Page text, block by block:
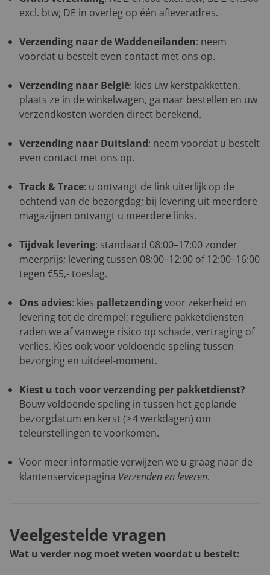
excl. btw; DE in overleg op één afleveradres.
Verzending naar de Waddeneilanden: neem
voordat u bestelt even contact met ons op.
Verzending naar België: kies uw kerstpakketten,
plaats ze in de winkelwagen, ga naar bestellen en uw
verzendkosten worden direct berekend.
Verzending naar Duitsland: neem voordat u bestelt
even contact met ons op.
Track & Trace: u ontvangt de link uiterlijk op de
ochtend van de bezorgdag; bij levering uit meerdere
magazijnen ontvangt u meerdere links.
Tijdvak levering: standaard 08:00–17:00 zonder
meerprijs; levering tussen 08:00–12:00 of 12:00–16:00
tegen €55,- toeslag.
Ons advies: kies palletzendingvoor zekerheid en
levering tot de drempel; reguliere pakketdiensten
raden we af vanwege risico op schade, vertraging of
verlies. Kies ook voor voldoende speling tussen
bezorging en uitdeel-moment.
Kiest u toch voor verzending per pakketdienst?
Bouw voldoende speling in tussen het geplande
bezorgdatum en kerst (≥ 4 werkdagen) om
teleurstellingen te voorkomen.
Voor meer informatie verwijzen we u graag naar de
klantenservicepagina Verzenden en leveren.
Veelgestelde vragen
Wat u verder nog moet weten voordat u bestelt: